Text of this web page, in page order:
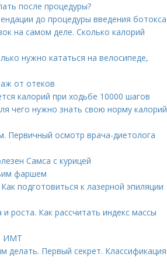
после процедуры?
до процедуры введения ботокса
на самом деле. Сколько калорий
нужно кататься на велосипеде,
от отеков
калорий при ходьбе 10000 шагов
чего нужно знать свою норму калорий
Первичный осмотр врача-диетолога
Самса с курицей
фаршем
подготовиться к лазерной эпиляции
роста. Как рассчитать индекс массы
ИМТ
делать. Первый секрет. Классификация